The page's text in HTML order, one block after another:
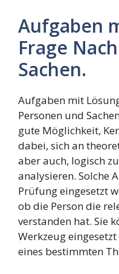
Aufgaben
Frage
Sachen.
Aufgaben mit
Personen und
gute Möglichkeit,
dabei, sich an
aber auch, logisch
analysieren. Solche
Prüfung eingesetzt
ob die Person die
verstanden hat. Sie
Werkzeug
eines bestimmten